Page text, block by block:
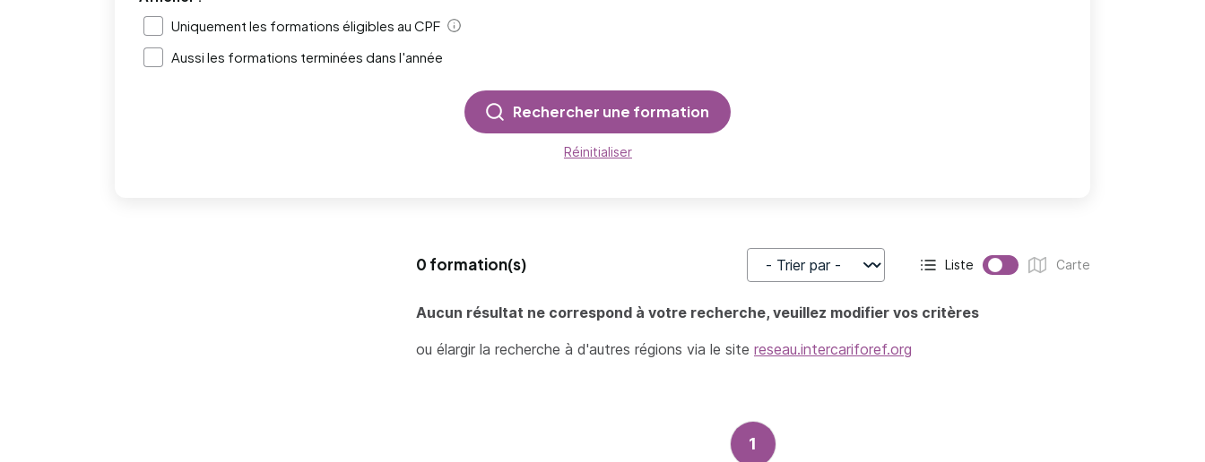
Uniquement les formations éligibles au CPF
Aide
Aussi les formations terminées dans l'année
Rechercher une formation
Réinitialiser
0 formation(s)
Trier par Affichage actif :
Liste
Affichage :
Carte
Aucun résultat ne correspond à votre recherche, veuillez modifier vos critères
ou élargir la recherche à d'autres régions via le site reseau.intercariforef.org
1